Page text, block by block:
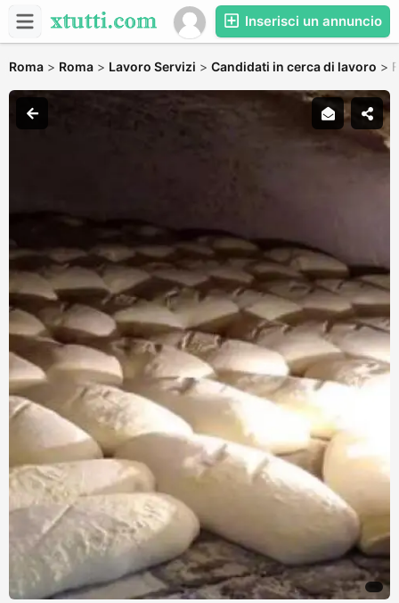
Inserisci un annuncio
Roma > Roma > Lavoro Servizi > Candidati in cerca di lavoro >